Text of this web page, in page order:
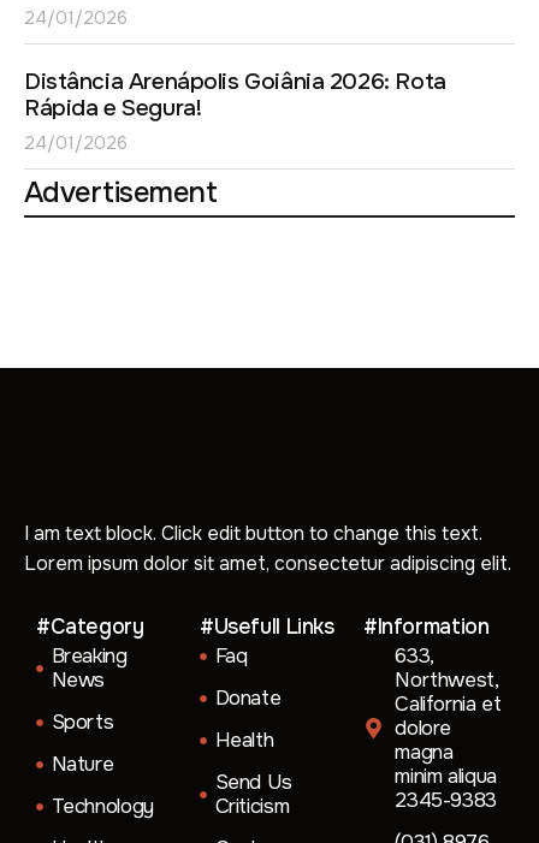
24/01/2026
Distância Arenápolis Goiânia 2026: Rota
Rápida e Segura!
24/01/2026
Advertisement
I am text block. Click edit button to change this text.
Lorem ipsum dolor sit amet, consectetur adipiscing elit.
#Category
Breaking
News
Sports
Nature
Technology
#Usefull Links
Faq
Donate
Health
Send Us
Criticism
#Information
633,
Northwest,
California et
dolore
magna
minim aliqua
2345-9383